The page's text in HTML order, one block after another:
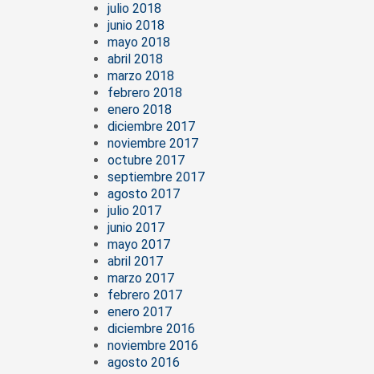
julio 2018
junio 2018
mayo 2018
abril 2018
marzo 2018
febrero 2018
enero 2018
diciembre 2017
noviembre 2017
octubre 2017
septiembre 2017
agosto 2017
julio 2017
junio 2017
mayo 2017
abril 2017
marzo 2017
febrero 2017
enero 2017
diciembre 2016
noviembre 2016
agosto 2016